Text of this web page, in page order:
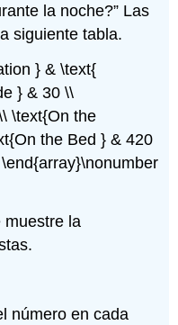
la noche?” Las
siguiente tabla.
} & \text{
} & 30 \\
\text{On the
the Bed } & 420
muestre la
número en cada